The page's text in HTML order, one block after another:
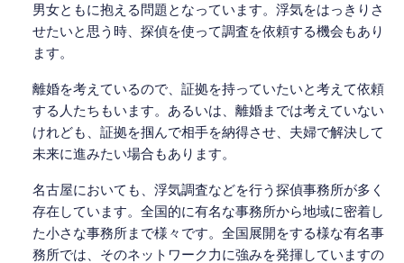
男女ともに抱える問題となっています。浮気をはっきりさ
せたいと思う時、探偵を使って調査を依頼する機会もあり
ます。
離婚を考えているので、証拠を持っていたいと考えて依頼
する人たちもいます。あるいは、離婚までは考えていない
けれども、証拠を掴んで相手を納得させ、夫婦で解決して
未来に進みたい場合もあります。
名古屋においても、浮気調査などを行う探偵事務所が多く
存在しています。全国的に有名な事務所から地域に密着し
た小さな事務所まで様々です。全国展開をする様な有名事
務所では、そのネットワーク力に強みを発揮していますの